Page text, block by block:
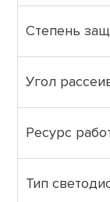
Степень
Угол
Ресурс
Тип